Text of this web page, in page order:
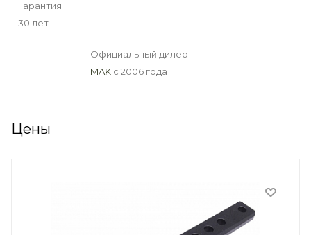
Гарантия
30 лет
Официальный дилер
MAK с 2006 года
Цены